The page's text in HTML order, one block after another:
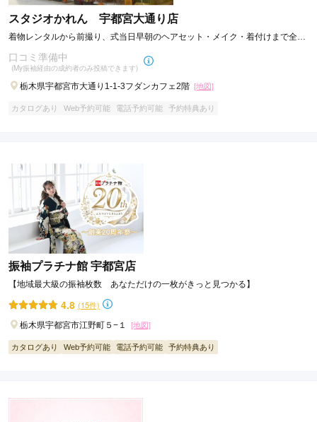
スタジオかれん 宇都宮大通り店
着物レンタルから前撮り、式当日早朝のヘアセット・メイク・着付けまで全て
口コミ準備中
(My振袖経由の成約者のみ投稿できます)
栃木県宇都宮市大通り1-1-3フダンカフェ2階 [地図]
カタログあり Web予約可能 電話予約可能 予約特典あり
振袖プラチナ館 宇都宮店
【地域最大級の振袖枚数 あなただけの一枚がきっと見つかる】
4.8 (15件)
栃木県宇都宮市江野町５−１ [地図]
カタログあり Web予約可能 電話予約可能 予約特典あり